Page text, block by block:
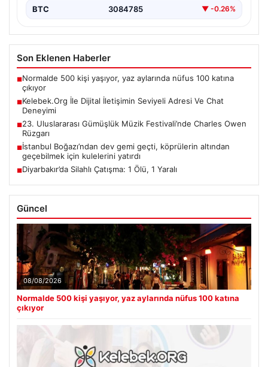
BTC 3084785 ▼ -0.26%
Son Eklenen Haberler
■Normalde 500 kişi yaşıyor, yaz aylarında nüfus 100 katına
çıkıyor
■Kelebek.Org İle Dijital İletişimin Seviyeli Adresi Ve Chat
Deneyimi
■23. Uluslararası Gümüşlük Müzik Festivali’nde Charles Owen
Rüzgarı
■İstanbul Boğazı’ndan dev gemi geçti, köprülerin altından
geçebilmek için kulelerini yatırdı
■Diyarbakır’da Silahlı Çatışma: 1 Ölü, 1 Yaralı
Güncel
08/08/2026
Normalde 500 kişi yaşıyor, yaz aylarında nüfus 100 katına
çıkıyor